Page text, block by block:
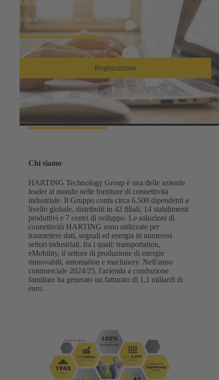
Mailing list
Volete ricevere le nostre news?
Registrazione
Chi siamo
HARTING Technology Group è una delle aziende
leader al mondo nelle forniture di connettività
industriale. Il Gruppo conta circa 6.500 dipendenti a
livello globale, distribuiti in 42 filiali, 14 stabilimenti
produttivi e 7 centri di sviluppo. Le soluzioni di
connettività HARTING sono utilizzate per
trasmettere dati, segnali ed energia in numerosi
settori industriali. fra i quali: transportation,
eMobility, il settore di produzione di energie
rinnovabili, automation e machinery. Nell'anno
commerciale 2024/25, l'azienda a conduzione
familiare ha generato un fatturato di 1,1 miliardi di
euro.